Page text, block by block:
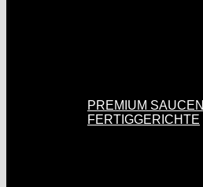
PREMIUM SAUCEN
FERTIGGERICHTE